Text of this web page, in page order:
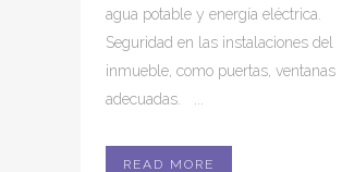
agua potable y energía eléctrica.
Seguridad en las instalaciones del
inmueble, como puertas, ventanas
adecuadas. ...
READ MORE